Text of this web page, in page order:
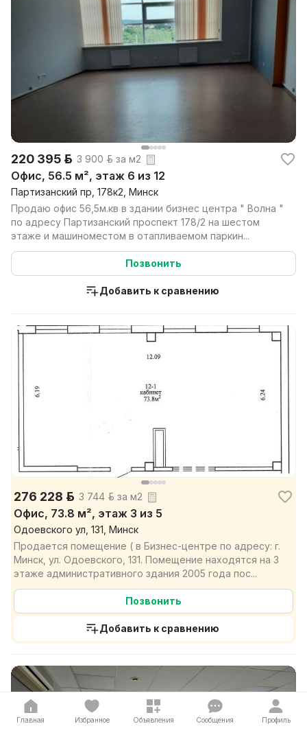
220 395 р. 3 900 р. за м2
Офис, 56.5 м², этаж 6 из 12
Партизанский пр, 178к2, Минск
Продаю офис 56,5м.кв в здании бизнес центра " Волна "
по адресу Партизанский проспект 178/2 на шестом
этаже и машиноместом в отапливаемом паркин...
Позвонить
Добавить к сравнению
276 228 р. 3 744 р. за м2
Офис, 73.8 м², этаж 3 из 5
Одоевского ул, 131, Минск
Продается помещение ( в Бизнес-центре по адресу: г.
Минск, ул. Одоевского, 131. Помещение находятся на 3
этаже административного здания 2005 года пос...
Позвонить
Добавить к сравнению
Главная Избранное Объявления Сообщения Профиль